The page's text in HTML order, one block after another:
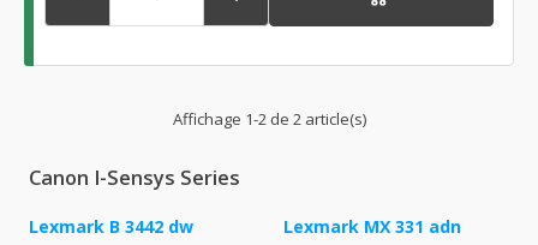
Affichage 1-2 de 2 article(s)
Canon I-Sensys Series
Lexmark B 3442 dw Lexmark MX 331 adn